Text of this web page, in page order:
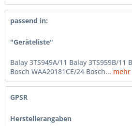
passend in:
"Geräteliste"
Balay 3TS949A/11 Balay 3TS959B/11
Bosch WAA20181CE/24 Bosch... mehr
GPSR
Herstellerangaben